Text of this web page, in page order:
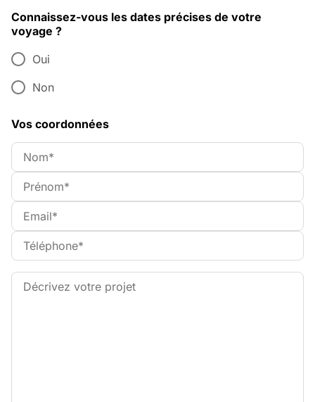
Connaissez-vous les dates précises de votre
voyage ?
Oui
Non
Vos coordonnées